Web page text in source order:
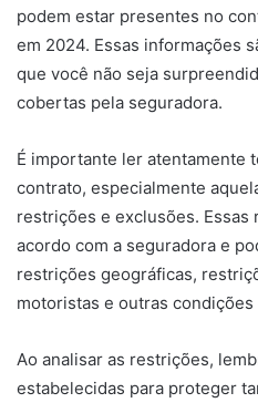
podem estar presentes no
em 2024. Essas informações
que você não seja
cobertas pela seguradora.
É importante ler atentamente
contrato, especialmente
restrições e exclusões.
acordo com a seguradora e
restrições geográficas,
motoristas e outras
Ao analisar as restrições,
estabelecidas para proteger